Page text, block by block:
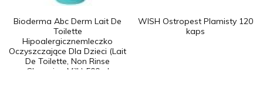
Bioderma Abc Derm Lait De
Toilette
Hipoalergicznemleczko
Oczyszczające Dla Dzieci (Lait
De Toilette, Non Rinse
Cleansing Milk) 500ml
WISH Ostropest Plamisty 120
kaps